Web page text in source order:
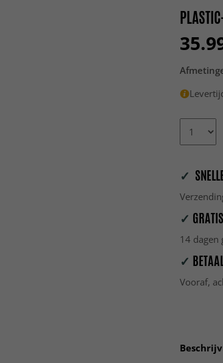
✓
✓
14 dagen
✓
Vooraf,